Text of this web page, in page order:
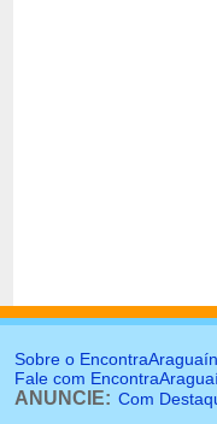
Sobre o
Fale com
ANUNCIE: Com